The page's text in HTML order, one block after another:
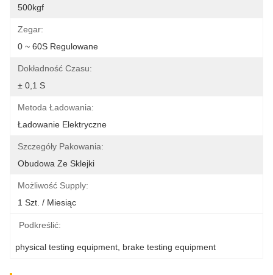
500kgf
Zegar:
0 ~ 60S Regulowane
Dokładność Czasu:
± 0,1 S
Metoda Ładowania:
Ładowanie Elektryczne
Szczegóły Pakowania:
Obudowa Ze Sklejki
Możliwość Supply:
1 Szt. / Miesiąc
Podkreślić:
physical testing equipment brake testing equipment